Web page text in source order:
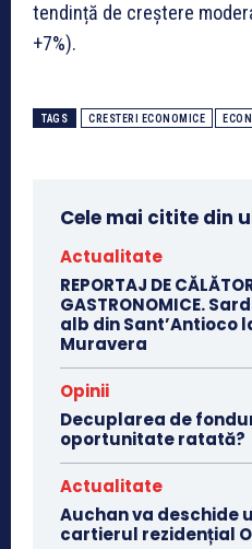
tendință de creștere
+7%).
TAGS CRESTERI ECONOMICE
Cele mai citite din
Actualitate
REPORTAJ DE
GASTRONOMICE.
alb din Sant’Antioco
Muravera
Opinii
Decuplarea de
oportunitate ratată?
Actualitate
Auchan va deschide
cartierul rezidențial